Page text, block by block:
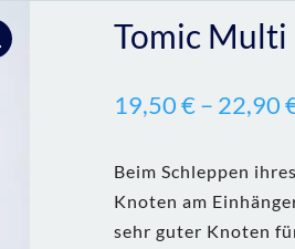
Tomic Multi
19,50€– 22,90
Beim Schleppen
Knoten am
sehr guter Knoten